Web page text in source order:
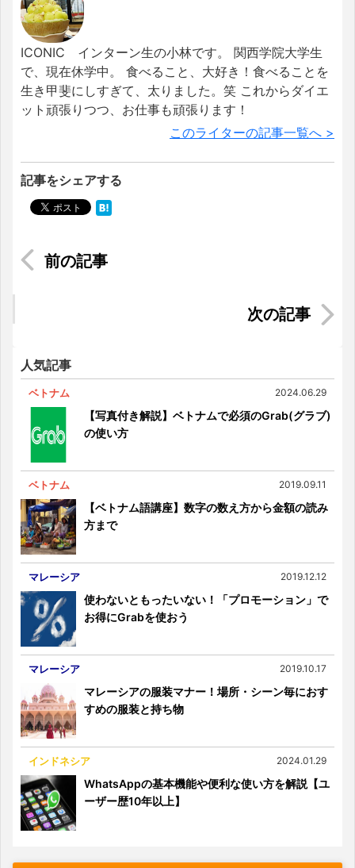
ICONIC インターン生の小林です。 関西学院大学生
で、現在休学中。 食べること、大好き！食べることを
生き甲斐にしすぎて、太りました。笑 これからダイエ
ット頑張りつつ、お仕事も頑張ります！
このライターの記事一覧へ >
記事をシェアする
労働法改正のハイライト
【Tuyếtグルメレポ】自己紹介
人気記事
ベトナム 2024.06.29
【写真付き解説】ベトナムで必須のGrab(グラブ)
の使い方
ベトナム 2019.09.11
【ベトナム語講座】数字の数え方から金額の読み
方まで
マレーシア 2019.12.12
使わないともったいない！「プロモーション」で
お得にGrabを使おう
マレーシア 2019.10.17
マレーシアの服装マナー！場所・シーン毎におす
すめの服装と持ち物
インドネシア 2024.01.29
WhatsAppの基本機能や便利な使い方を解説【ユ
ーザー歴10年以上】